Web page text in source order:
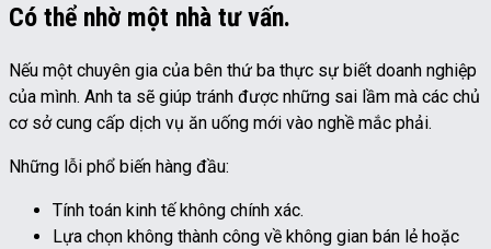
Có thể nhờ một nhà tư vấn.
Nếu một chuyên gia của bên thứ ba thực sự biết doanh nghiệp
của mình. Anh ta sẽ giúp tránh được những sai lầm mà các chủ
cơ sở cung cấp dịch vụ ăn uống mới vào nghề mắc phải.
Những lỗi phổ biến hàng đầu:
Tính toán kinh tế không chính xác.
Lựa chọn không thành công về không gian bán lẻ hoặc